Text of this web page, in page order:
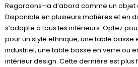
Regardons-la d’abord comme un
Disponible en plusieurs matières et en
s’adapte à tous les intérieurs. Optez
pour un style ethnique, une table basse
industriel, une table basse en verre ou
intérieur design. Cette dernière est plus